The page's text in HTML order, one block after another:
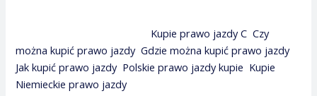
Kupie prawo jazdy C ,Czy
można kupić prawo jazdy,Gdzie można kupić prawo jazdy,
Jak kupić prawo jazdy, Polskie prawo jazdy kupie Kupie
Niemieckie prawo jazdy.